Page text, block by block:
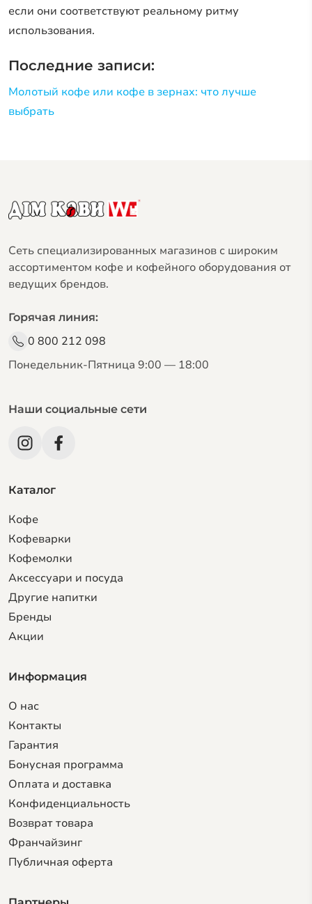
если они соответствуют реальному ритму
использования.
Последние записи:
Молотый кофе или кофе в зернах: что лучше
выбрать
Сеть специализированных магазинов с широким
ассортиментом кофе и кофейного оборудования от
ведущих брендов.
Горячая линия:
0 800 212 098
Понедельник-Пятница 9:00 — 18:00
Наши социальные сети
Каталог
Кофе
Кофеварки
Кофемолки
Аксессуари и посуда
Другие напитки
Бренды
Акции
Информация
О нас
Контакты
Гарантия
Бонусная программа
Оплата и доставка
Конфиденциальность
Возврат товара
Франчайзинг
Публичная оферта